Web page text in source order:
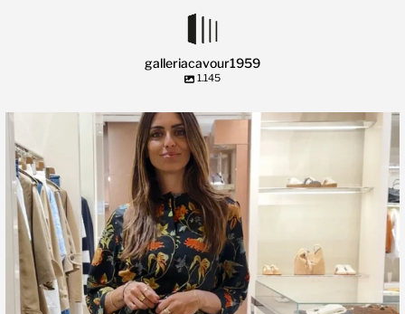
galleriacavour1959
1.145
🍃 Entriamo da Dev in @galleriacavour1959 a...
39 2